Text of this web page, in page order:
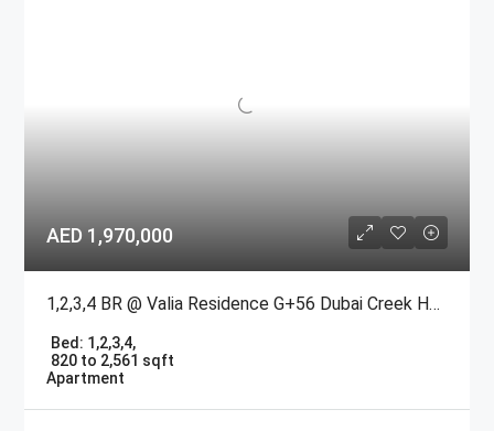
AED 1,970,000
1,2,3,4 BR @ Valia Residence G+56 Dubai Creek Harbour BY Emaar
Bed: 1,2,3,4,
820 to 2,561 sqft
Apartment